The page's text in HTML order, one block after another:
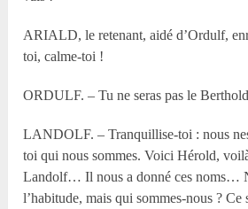
ARIALD, le retenant, aidé d’Ordulf,
toi, calme-toi !
ORDULF. – Tu ne seras pas le
LANDOLF. – Tranquillise-toi : nous
toi qui nous sommes. Voici Hérold,
Landolf… Il nous a donné ces noms…
l’habitude, mais qui sommes-nous ? Ce